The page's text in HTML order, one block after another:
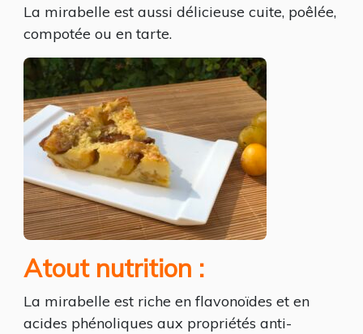
La mirabelle est aussi délicieuse cuite, poêlée,
compotée ou en tarte.
Atout nutrition :
La mirabelle est riche en flavonoïdes et en
acides phénoliques aux propriétés anti-